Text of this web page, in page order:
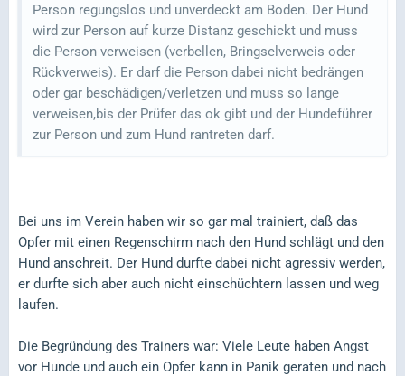
Person regungslos und unverdeckt am Boden. Der Hund
wird zur Person auf kurze Distanz geschickt und muss
die Person verweisen (verbellen, Bringselverweis oder
Rückverweis). Er darf die Person dabei nicht bedrängen
oder gar beschädigen/verletzen und muss so lange
verweisen,bis der Prüfer das ok gibt und der Hundeführer
zur Person und zum Hund rantreten darf.
Bei uns im Verein haben wir so gar mal trainiert, daß das
Opfer mit einen Regenschirm nach den Hund schlägt und den
Hund anschreit. Der Hund durfte dabei nicht agressiv werden,
er durfte sich aber auch nicht einschüchtern lassen und weg
laufen.
Die Begründung des Trainers war: Viele Leute haben Angst
vor Hunde und auch ein Opfer kann in Panik geraten und nach